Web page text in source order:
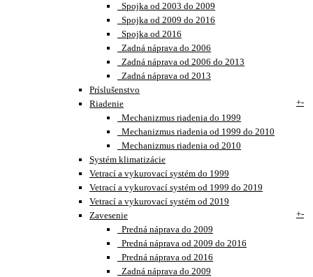
Spojka od 2003 do 2009
Spojka od 2009 do 2016
Spojka od 2016
Zadná náprava do 2006
Zadná náprava od 2006 do 2013
Zadná náprava od 2013
Príslušenstvo
Riadenie
+-
Mechanizmus riadenia do 1999
Mechanizmus riadenia od 1999 do 2010
Mechanizmus riadenia od 2010
Systém klimatizácie
Vetrací a vykurovací systém do 1999
Vetrací a vykurovací systém od 1999 do 2019
Vetrací a vykurovací systém od 2019
Zavesenie
+-
Predná náprava do 2009
Predná náprava od 2009 do 2016
Predná náprava od 2016
Zadná náprava do 2009